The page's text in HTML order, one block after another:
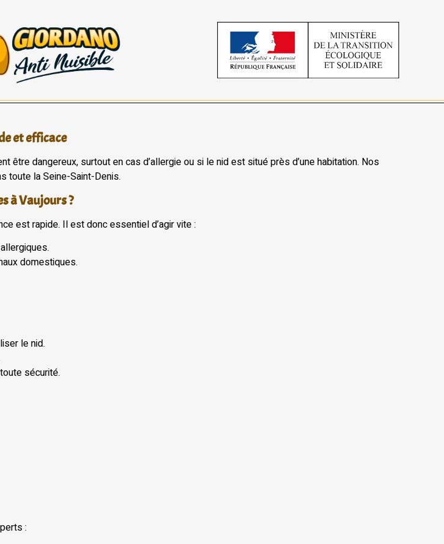
et efficace
être dangereux, surtout en cas d’allergie ou si le nid est situé près d’une habitation. Nos
toute la Seine-Saint-Denis.
à Vaujours ?
est rapide. Il est donc essentiel d’agir vite :
domestiques.
le nid.
sécurité.
: